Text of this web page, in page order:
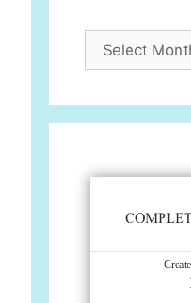
Archives